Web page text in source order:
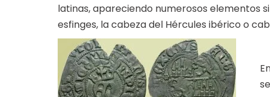
latinas, apareciendo numerosos elementos
esfinges, la cabeza del Hércules ibérico o